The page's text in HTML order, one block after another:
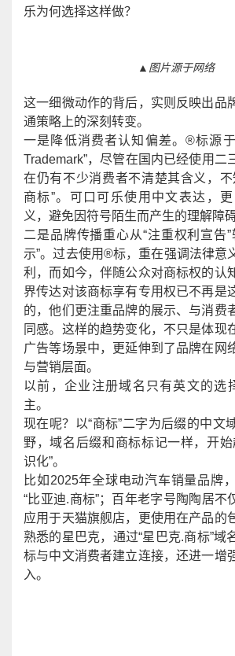
乐为何选择这样做？
▲图片源于网络
这一细微动作的背后，实则反映出品
通策略上的深刻转变。
一是降低消费者认知偏差。 ®标源于
Trademark”，尽管在国内已经使用二
在仍有不少消费者不清楚其含义，
商标”。可口可乐使用中文表达，
义，避免因符号陌生而产生的理解障碍
二是品牌传播重心从“注重权利宣告
示”。过去使用®标，重在强调法律意
利，而如今，伴随公众对商标权的认
界传达对该商标享有专用权已不再是
的，他们更注重品牌的展示、与消费
同感。这样的趋势变化，不只是体现
广告等场景中，更延伸到了品牌在网
与营销层面。
以前，企业注册域名只有英文的选
主。
现在呢？以“商标”二字为后缀的中文
野，域名后缀和商标标记一样，开
识化”。
比如 2025年全球电动汽车销量品牌
“比亚迪.商标”；百年老字号陶陶居不
应用于天猫旗舰店，更使用在产品的
熟悉的星巴克，通过“星巴克.商标”域
标与中文消费者建立连接，还进一增
入。